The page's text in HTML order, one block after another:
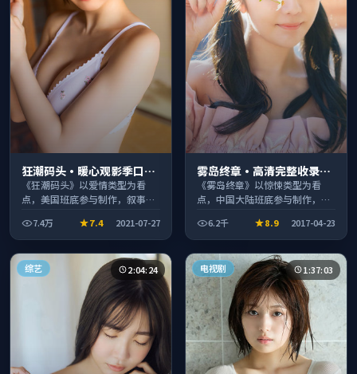
狂潮码头·暖心观影季口碑
发酵持续升温
《狂潮码头》以爱情类型为看
点，美国班底参与制作，叙事完
看。7.4万 7.4 2021-07-27
雾岛终章·高清完整收录适
合周末一口气刷完
《雾岛终章》以惊悚类型为看
点，中国大陆班底参与制作，叙
段观看。
6.2千 8.9 2017-04-23
综艺 2:04:24 电视剧 1:37:03